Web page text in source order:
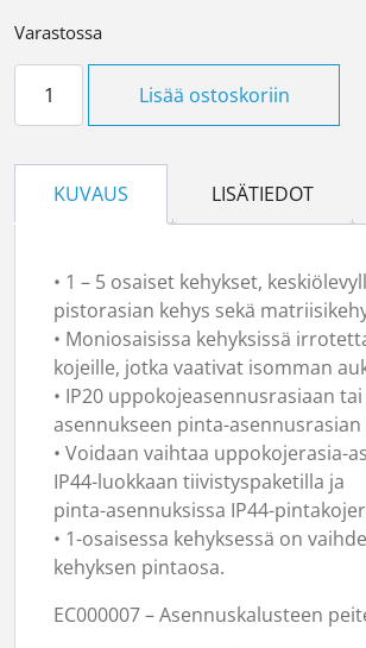
Varastossa
Lisää ostoskoriin
KUVAUS LISÄTIEDOT
• 1 – 5 osaiset kehykset,
pistorasian kehys sekä
• Moniosaisissa kehyksissä
kojeille, jotka vaativat isomman
• IP20 uppokojeasennusrasiaan
asennukseen pinta-asennusrasian
• Voidaan vaihtaa uppokojerasia-
IP44-luokkaan tiivistyspaketilla ja
pinta-asennuksissa IP44-
• 1-osaisessa kehyksessä on
kehyksen pintaosa.
EC000007 – Asennuskalusteen